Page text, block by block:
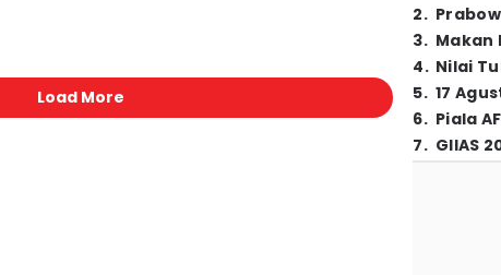
Load More
2.
3. Makan
4. Nilai
5. 17
6. Piala
7. GIIAS